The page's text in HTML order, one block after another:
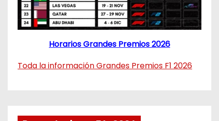
Horarios Grandes Premios 2026
Toda la información Grandes Premios F1 2026